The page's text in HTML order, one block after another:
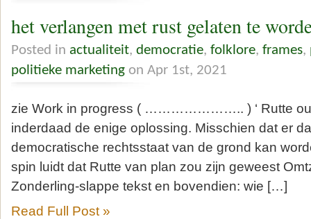
het verlangen met rust gelaten te
Posted in actualiteit, democratie, folklore, frames,
politieke marketing on Apr 1st, 2021
zie Work in progress ( ………………….. ) ‘ Rutte out
inderdaad de enige oplossing. Misschien dat er
democratische rechtsstaat van de grond kan
spin luidt dat Rutte van plan zou zijn geweest
Zonderling-slappe tekst en bovendien: wie […]
Read Full Post »